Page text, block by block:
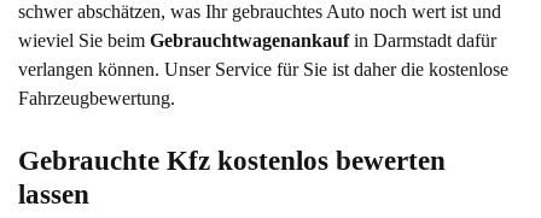
schwer abschätzen, was Ihr gebrauchtes Auto noch wert ist und
wieviel Sie beim Gebrauchtwagenankaufin Darmstadt dafür
verlangen können. Unser Service für Sie ist daher die kostenlose
Fahrzeugbewertung.
Gebrauchte Kfz kostenlos bewerten
lassen